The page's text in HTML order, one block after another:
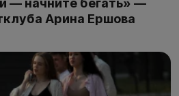
— начните бегать» —
Арина Ершова